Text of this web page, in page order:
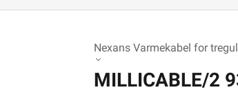
Nexans Varmekabel for
MILLICABLE/2